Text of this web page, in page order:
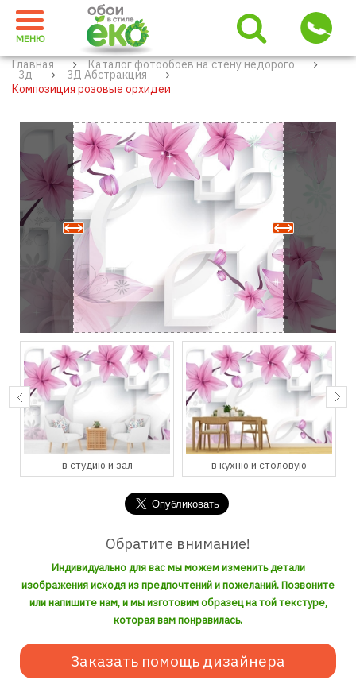
МЕНЮ
Главная Каталог фотообоев на стену недорого
3д
3Д Абстракция
Композиция розовые орхидеи
в студию и зал в кухню и столовую
Обратите внимание!
Индивидуально для вас мы можем изменить детали
изображения исходя из предпочтений и пожеланий. Позвоните
или напишите нам, и мы изготовим образец на той текстуре,
которая вам понравилась.
Заказать помощь дизайнера